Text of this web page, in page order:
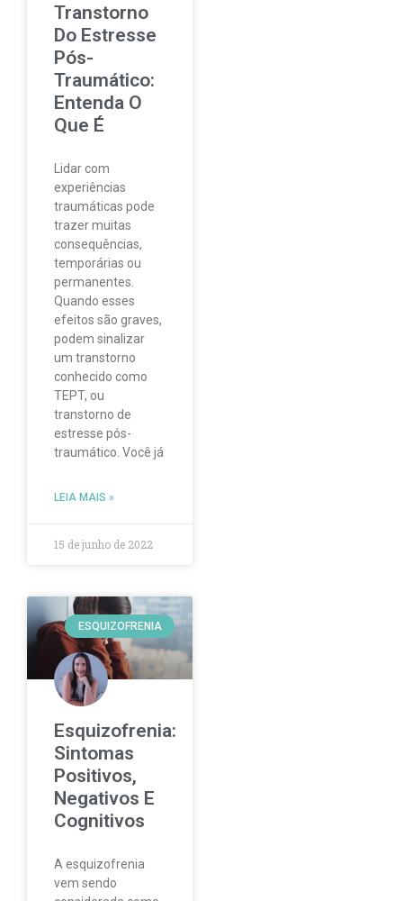
Transtorno
Do Estresse
Pós-
Traumático:
Entenda O
Que É
Lidar com
experiências
traumáticas pode
trazer muitas
consequências,
temporárias ou
permanentes.
Quando esses
efeitos são graves,
podem sinalizar
um transtorno
conhecido como
TEPT, ou
transtorno de
estresse pós-
traumático. Você já
LEIA MAIS »
15 de junho de 2022
ESQUIZOFRENIA
Esquizofrenia:
Sintomas
Positivos,
Negativos E
Cognitivos
A esquizofrenia
vem sendo